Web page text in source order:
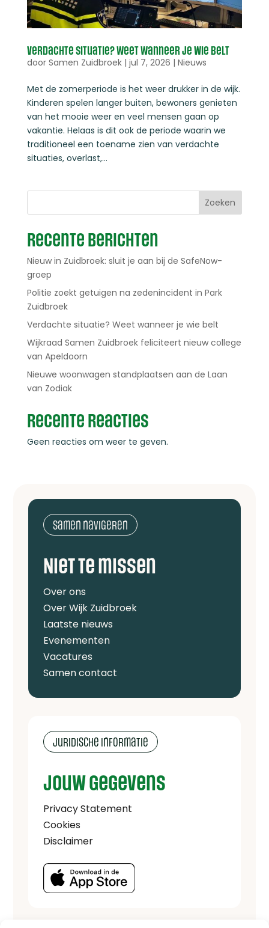
Verdachte situatie? Weet wanneer je wie belt
door Samen Zuidbroek| jul 7, 2026 | Nieuws
Met de zomerperiode is het weer drukker in de wijk.
Kinderen spelen langer buiten, bewoners genieten
van het mooie weer en veel mensen gaan op
vakantie. Helaas is dit ook de periode waarin we
traditioneel een toename zien van verdachte
situaties, overlast,...
Zoeken
Recente berichten
Nieuw in Zuidbroek: sluit je aan bij de SafeNow-
groep
Politie zoekt getuigen na zedenincident in Park
Zuidbroek
Verdachte situatie? Weet wanneer je wie belt
Wijkraad Samen Zuidbroek feliciteert nieuw college
van Apeldoorn
Nieuwe woonwagen standplaatsen aan de Laan
van Zodiak
Recente reacties
Geen reacties om weer te geven.
Samen navigeren
Niet te missen
Over ons
Over Wijk Zuidbroek
Laatste nieuws
Evenementen
Vacatures
Samen contact
Juridische informatie
Jouw gegevens
Privacy Statement
Cookies
Disclaimer